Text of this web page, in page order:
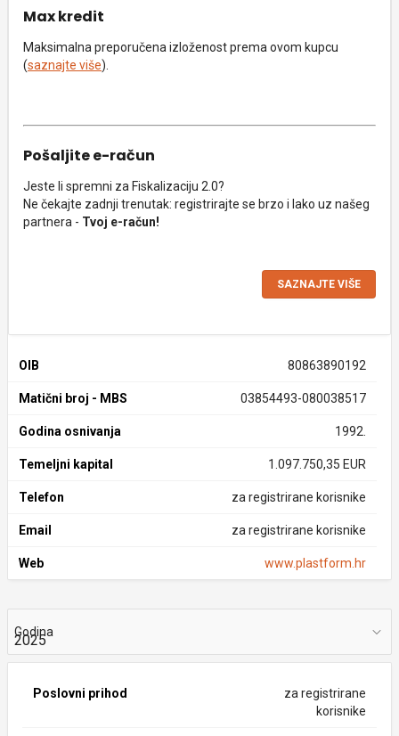
Max kredit
Maksimalna preporučena izloženost prema ovom kupcu
(saznajte više).
Pošaljite e-račun
Jeste li spremni za Fiskalizaciju 2.0?
Ne čekajte zadnji trenutak: registrirajte se brzo i lako uz našeg
partnera - Tvoj e-račun!
SAZNAJTE VIŠE
OIB 80863890192
Matični broj - MBS 03854493-080038517
Godina osnivanja 1992.
Temeljni kapital 1.097.750,35 EUR
Telefon za registrirane korisnike
Email za registrirane korisnike
Web www.plastform.hr
Godina
Poslovni prihod
za registrirane
korisnike